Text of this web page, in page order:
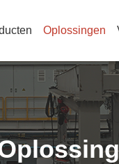
Oplossingen